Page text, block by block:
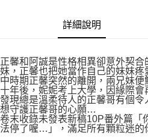
１．透過由恩沛科技股份有限公司提供之
易，需依本服務之必要範圍內提供個人資
２．關於個人資料處理事宜，請瀏覽以下
https://aftee.tw/terms/#terms3
３．未成年的使用者請事先徵得法定代理
「AFTEE先享後付」，若未經同意申辦者
任。
４．使用「AFTEE先享後付」時，將依
時審查核予不同之上限額度；若仍有額
請求用戶進行身份認證。
每筆NT$80，滿NT$500(含以上)免運
每筆NT$80，滿NT$500(含以上)免
宅配
每筆NT$100，滿NT$800(含以上)免
國家/地區配送
詳細說明
正馨和阿誠是性格相異卻意外契
妹，正馨也把她當作自己的妹妹
中時期正馨突然的離開，兩兄妹便
十年後，妮妮考上大學，因緣際
發現總是溫柔待人的正馨哥有個
想守護正馨哥的心願…
卷末收錄未發表新稿10P番外篇「
法停了喔…」，滿足所有顆粒迷